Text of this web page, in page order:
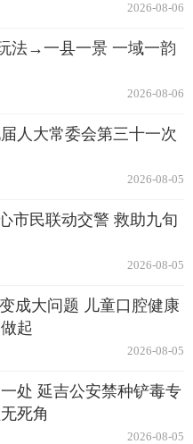
2026-08-06
法→一县一景 一域一韵
2026-08-06
人大常委会第三十一次
2026-08-05
市民联动交警 救助九旬
2026-08-05
成大问题 儿童口腔健康
起
2026-08-05
处 延吉公安禁种铲毒专
死角
2026-08-05